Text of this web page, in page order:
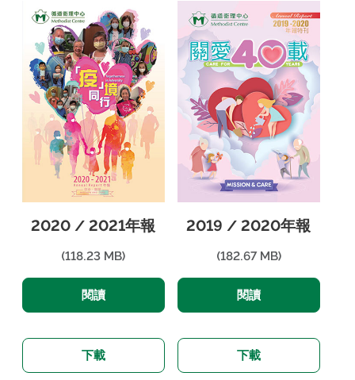
2020 / 2021年報
(118.23 MB)
閱讀
下載
2019 / 2020年報
(182.67 MB)
閱讀
下載